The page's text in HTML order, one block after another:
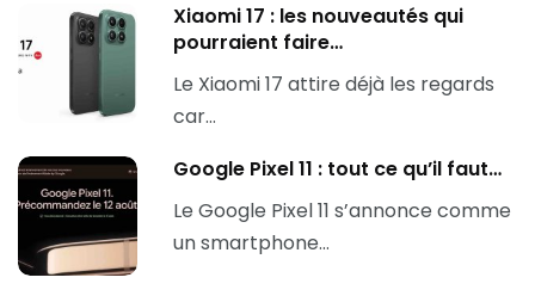
Xiaomi 17 : les nouveautés qui
pourraient faire…
Le Xiaomi 17 attire déjà les regards
car…
Google Pixel 11 : tout ce qu’il faut…
Le Google Pixel 11 s’annonce comme
un smartphone…